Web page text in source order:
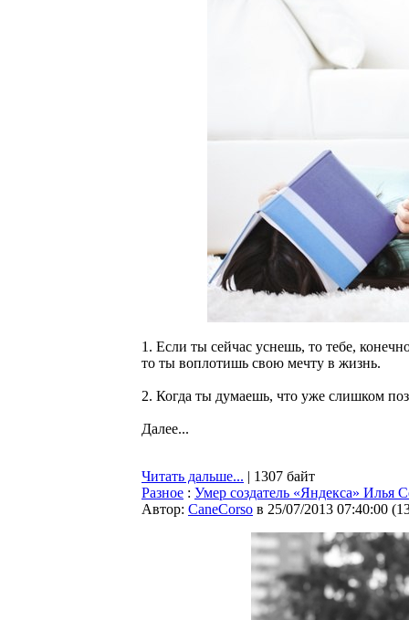
1. Если ты сейчас уснешь, то тебе,
то ты воплотишь свою мечту в жизнь.
2. Когда ты думаешь, что уже слишком
Далее...
Читать дальше... | 1307 байт
Разное : Умер создатель «Яндекса» Илья
Автор: CaneCorso в 25/07/2013 07:40:00 (